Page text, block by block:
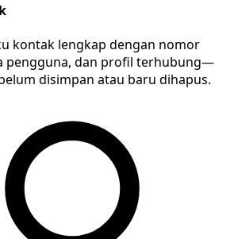
kontak lengkap dengan nomor
pengguna, dan profil terhubung—
disimpan atau baru dihapus.